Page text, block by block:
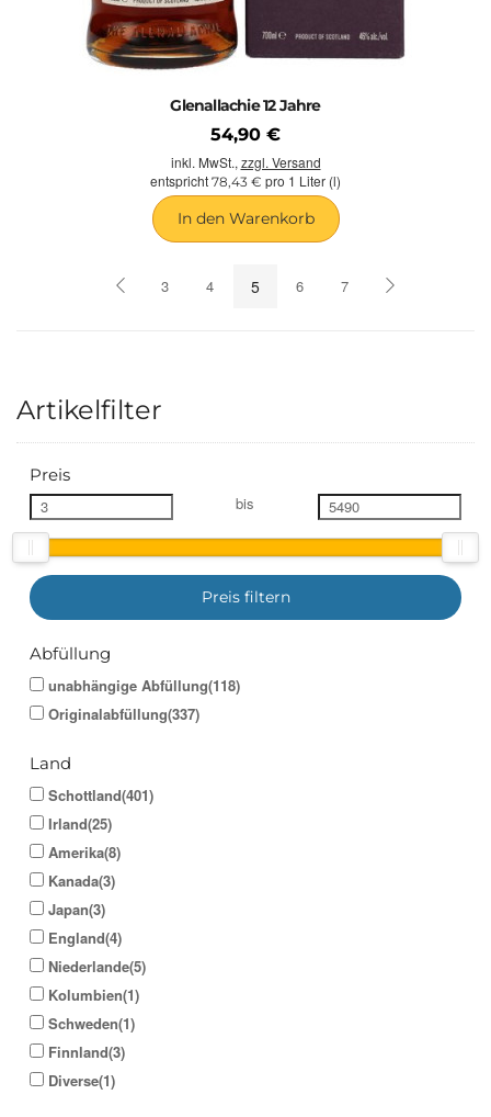
Glenallachie 12 Jahre
54,90 €
inkl. MwSt., zzgl. Versand
entspricht 78,43 € pro 1 Liter (l)
In den Warenkorb
3 4 5 6 7
Artikelfilter
Preis
bis
Preis filtern
Abfüllung
unabhängige Abfüllung(118)
Originalabfüllung(337)
Land
Schottland(401)
Irland(25)
Amerika(8)
Kanada(3)
Japan(3)
England(4)
Niederlande(5)
Kolumbien(1)
Schweden(1)
Finnland(3)
Diverse(1)